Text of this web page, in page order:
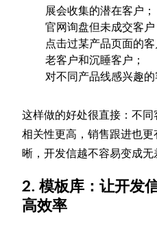
展会收集的潜在客户；
官网询盘但未成交客户
点击过某产品页面的客
老客户和沉睡客户；
对不同产品线感兴趣的
这样做的好处很直接：不
相关性更高，销售跟进也
晰，开发信越不容易变成无
2. 模板库：让开发
高效率